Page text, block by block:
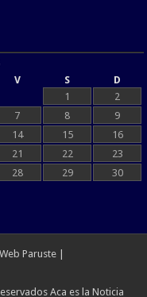
V S
D
1
2
7 8
9
14 15
16
21 22
23
28 29
30
Paruste|
Aca es la Noticia